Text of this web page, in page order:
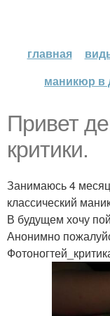
главная
маникюр в
Привет
критики.
Занимаюсь 4
классический
В будущем хочу
Анонимно